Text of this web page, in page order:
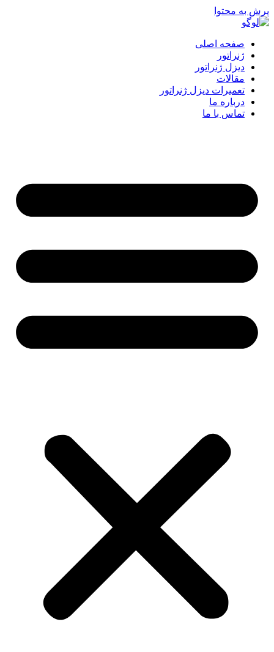
پرش به محتوا
صفحه اصلی
ژنراتور
دیزل ژنراتور
مقالات
تعمیرات دیزل ژنراتور
درباره ما
تماس با ما